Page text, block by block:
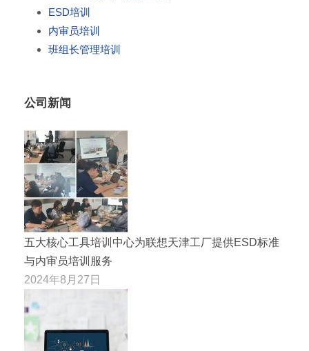
ESD培训
内审员培训
班组长管理培训
公司新闻
五大核心工具培训中心为联想天津工厂提供ESD标准
与内审员培训服务
2024年8月27日